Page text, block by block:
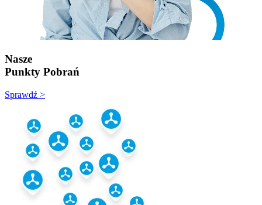
Nasze
Punkty Pobrań
Sprawdź >